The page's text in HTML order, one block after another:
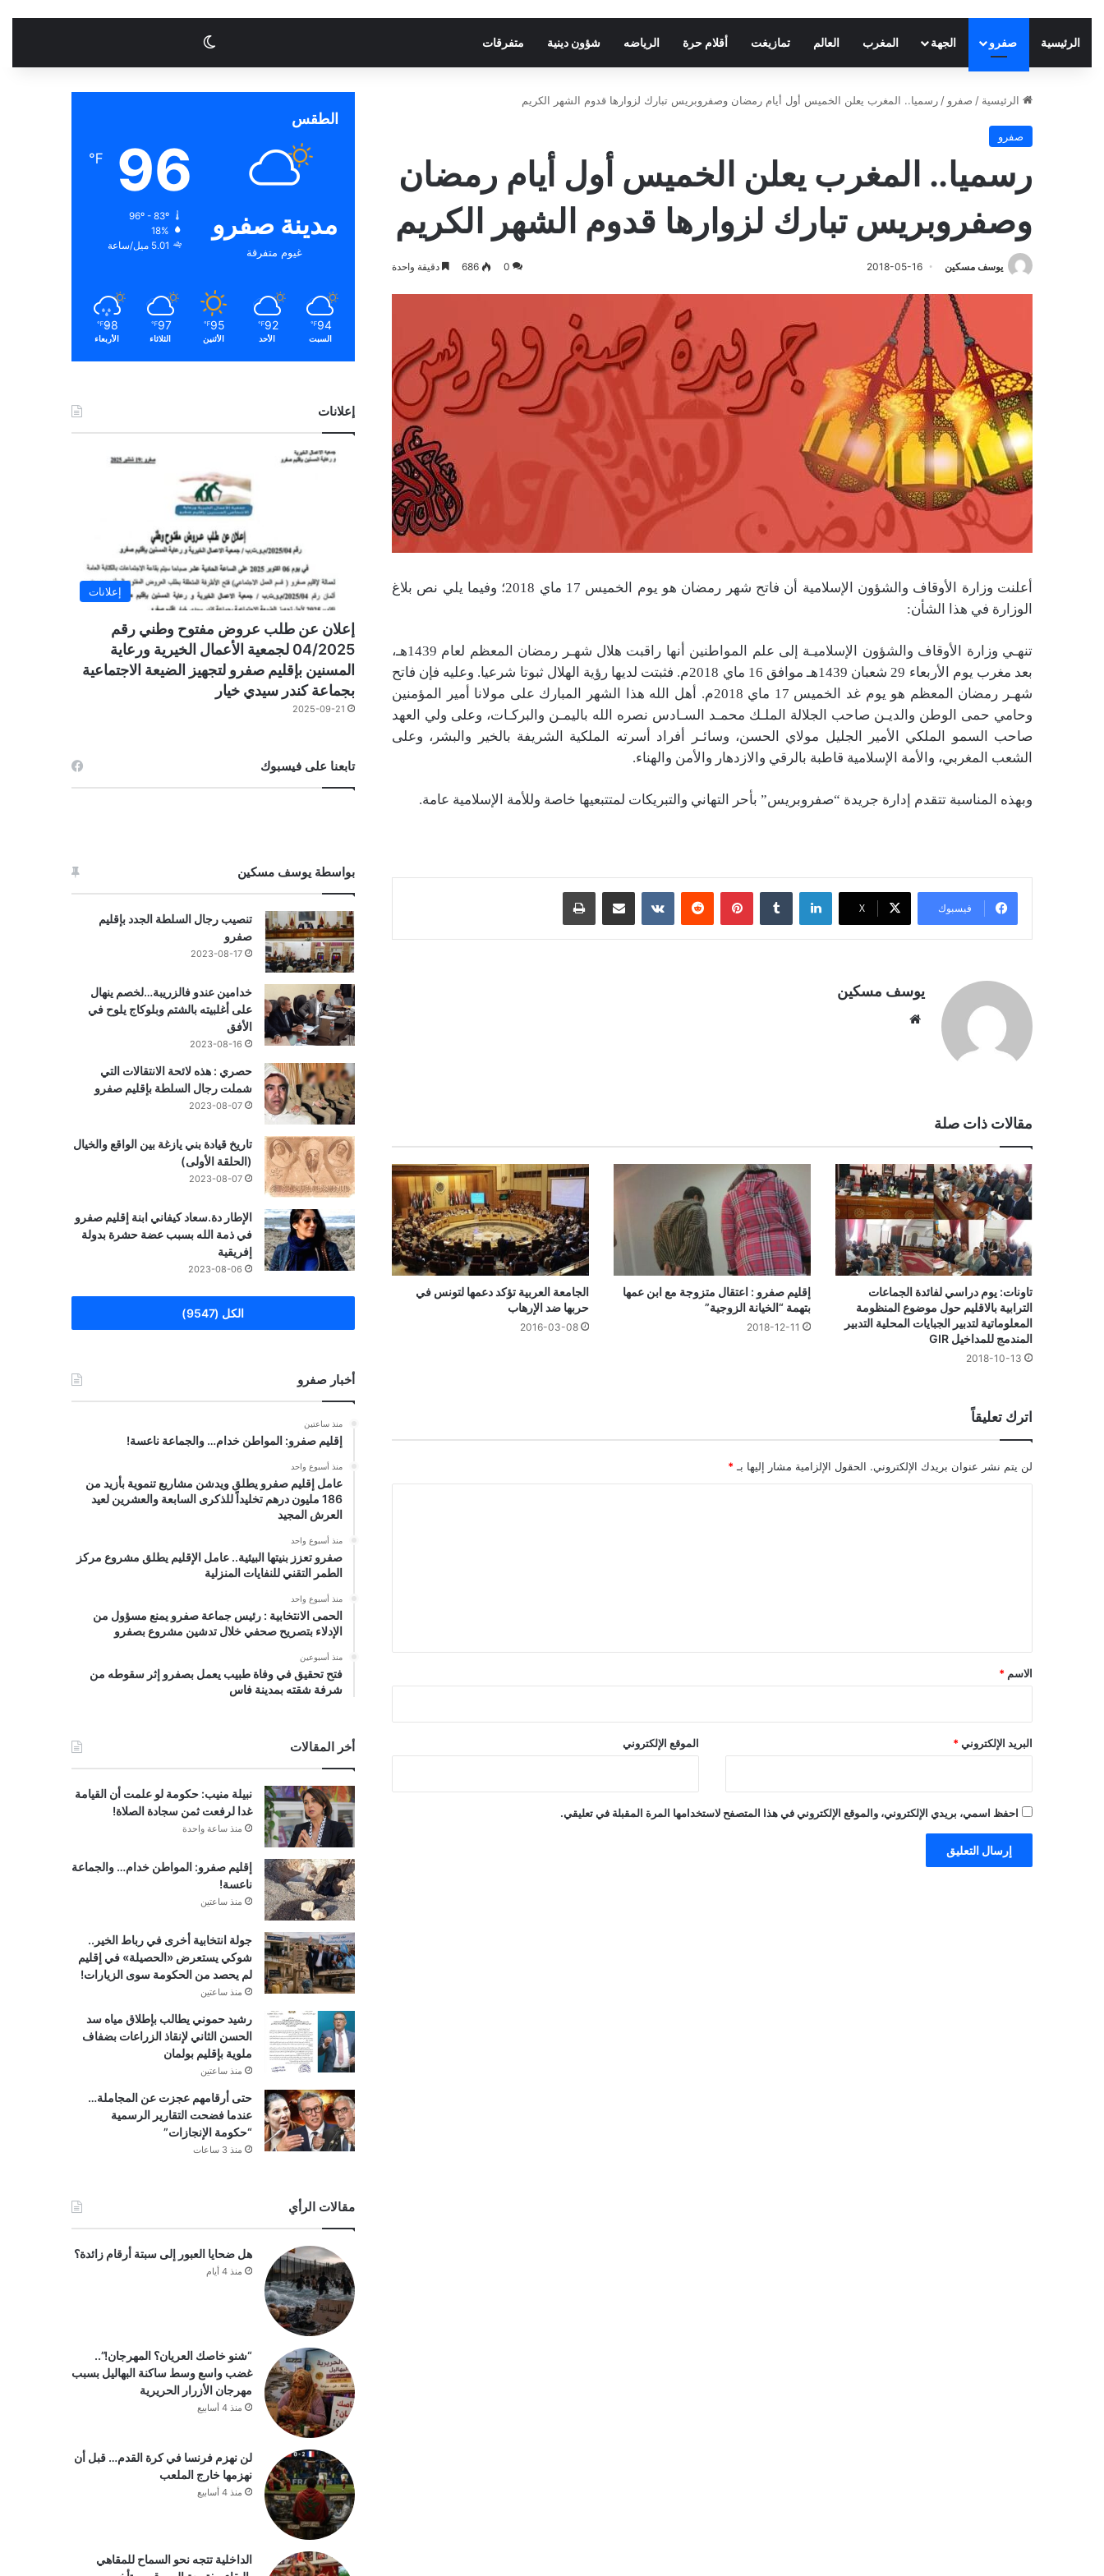
الرئيسية صفرو الجهة المغرب العالم تمازيغت أقلام حرة الرياضه شؤون دينية متفرقات الوضع المظلم
الرئيسية / صفرو / رسميا.. المغرب يعلن الخميس أول أيام رمضان وصفروبريس تبارك لزوارها قدوم الشهر الكريم
صفرو
رسميا.. المغرب يعلن الخميس أول أيام رمضان
وصفروبريس تبارك لزوارها قدوم الشهر الكريم
يوسف مسكين 2018-05-16
0
686 دقيقة واحدة
أعلنت وزارة الأوقاف والشؤون الإسلامية أن فاتح شهر رمضان هو يوم الخميس 17 ماي 2018؛ وفيما يلي نص بلاغ
الوزارة في هذا الشأن:
تنهـي وزارة الأوقاف والشؤون الإسلاميـة إلى علم المواطنين أنها راقبت هلال شهـر رمضان المعظم لعام 1439هـ،
بعد مغرب يوم الأربعاء 29 شعبان 1439هـ موافق 16 ماي 2018م. فثبتت لديها رؤية الهلال ثبوتا شرعيا. وعليه فإن فاتح
شهـر رمضان المعظم هو يوم غد الخميس 17 ماي 2018م. أهل الله هذا الشهر المبارك على مولانا أمير المؤمنين
وحامي حمى الوطن والديـن صاحب الجلالة الملـك محمـد السـادس نصره الله باليمـن والبركـات، وعلى ولي العهد
صاحب السمو الملكي الأمير الجليل مولاي الحسن، وسائـر أفراد أسرته الملكية الشريفة بالخير والبشر، وعلى
الشعب المغربي، والأمة الإسلامية قاطبة بالرقي والازدهار والأمن والهناء.
وبهذه المناسبة تتقدم إدارة جريدة “صفروبريس” بأحر التهاني والتبريكات لمتتبعيها خاصة وللأمة الإسلامية عامة.
فيسبوك ‫X
لينكدإن بينتيريست مشاركة عبر البريد طباعة
يوسف مسكين
مقالات ذات صلة
تاونات: يوم دراسي لفائدة الجماعات
الترابية بالاقليم حول موضوع المنظومة
المعلوماتية لتدبير الجبايات المحلية التدبير
المندمج للمداخيل GIR
2018-10-13
إقليم صفرو : اعتقال متزوجة مع ابن عمها
بتهمة “الخيانة الزوجية”
2018-12-11
الجامعة العربية تؤكد دعمها لتونس في
حربها ضد الإرهاب
2016-03-08
اترك تعليقاً
لن يتم نشر عنوان بريدك الإلكتروني. الحقول الإلزامية مشار إليها بـ *
*
الاسم *
البريد الإلكتروني * الموقع الإلكتروني
احفظ اسمي، بريدي الإلكتروني، والموقع الإلكتروني في هذا المتصفح لاستخدامها المرة المقبلة في تعليقي.
الطقس
مدينة صفرو
غيوم متفرقة
96
℉
96º - 83º
18%
5.01 ميل/ساعة
94
℉
السبت
92
℉
الأحد
95
℉
الأثنين
97
℉
الثلاثاء
98
℉
الأربعاء
إعلانات
إعلانات
إعلان عن طلب عروض مفتوح وطني رقم
04/2025 لجمعية الأعمال الخيرية ورعاية
المسنين بإقليم صفرو لتجهيز الضيعة الاجتماعية
بجماعة كندر سيدي خيار
2025-09-21
تابعنا على فيسبوك
بواسطة يوسف مسكين
تنصيب رجال السلطة الجدد بإقليم
صفرو
2023-08-17
خدامين عندو فالزريبة…لخصم ينهال
على أغلبيته بالشتم وبلوكاج يلوح في
الأفق
2023-08-16
حصري : هذه لائحة الانتقالات التي
شملت رجال السلطة بإقليم صفرو
2023-08-07
تاريخ قيادة بني يازغة بين الواقع والخيال
(الحلقة الأولى)
2023-08-07
الإطار دة.سعاد كيفاني ابنة إقليم صفرو
في ذمة الله بسبب عضة حشرة بدولة
إفريقية
2023-08-06
الكل (9547)
أخبار صفرو
منذ ساعتين
إقليم صفرو: المواطن خدام… والجماعة ناعسة!
منذ أسبوع واحد
عامل إقليم صفرو يطلق ويدشن مشاريع تنموية بأزيد من
186 مليون درهم تخليداً للذكرى السابعة والعشرين لعيد
العرش المجيد
منذ أسبوع واحد
صفرو تعزز بنيتها البيئية.. عامل الإقليم يطلق مشروع مركز
الطمر التقني للنفايات المنزلية
منذ أسبوع واحد
الحمى الانتخابية : رئيس جماعة صفرو يمنع مسؤول من
الإدلاء بتصريح صحفي خلال تدشين مشروع بصفرو
منذ أسبوعين
فتح تحقيق في وفاة طبيب يعمل بصفرو إثر سقوطه من
شرفة شقته بمدينة فاس
أخر المقالات
نبيلة منيب: حكومة لو علمت أن القيامة
غدا لرفعت ثمن سجادة الصلاة!
منذ ساعة واحدة
إقليم صفرو: المواطن خدام… والجماعة
ناعسة!
منذ ساعتين
جولة انتخابية أخرى في رباط الخير..
شوكي يستعرض «الحصيلة» في إقليم
لم يحصد من الحكومة سوى الزيارات!
منذ ساعتين
رشيد حموني يطالب بإطلاق مياه سد
الحسن الثاني لإنقاذ الزراعات بضفاف
ملوية بإقليم بولمان
منذ ساعتين
حتى أرقامهم عجزت عن المجاملة…
عندما فضحت التقارير الرسمية
“حكومة الإنجازات”
منذ 3 ساعات
مقالات الرأي
هل ضحايا العبور إلى سبتة أرقام زائدة؟
منذ 4 أيام
“شنو خاصك العريان؟ المهرجان!”..
غضب واسع وسط ساكنة البهاليل بسبب
مهرجان الأزرار الحريرية
منذ 4 أسابيع
لن نهزم فرنسا في كرة القدم… قبل أن
نهزمها خارج الملعب
منذ 4 أسابيع
الداخلية تتجه نحو السماح للمقاهي